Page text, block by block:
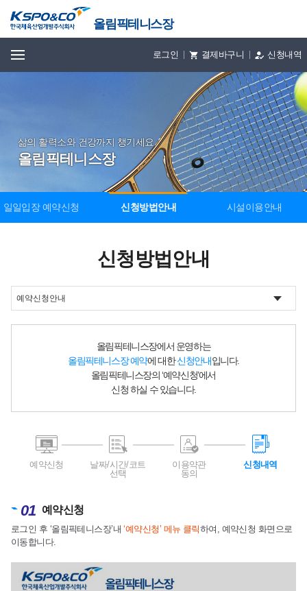
올림픽테니스장
로그인 결제바구니 신청내역
삶의 활력소와 건강까지 챙기세요
올림픽테니스장
일일입장 예약신청 신청방법안내 시설이용안내
신청방법안내
올림픽테니스장에서 운영하는
올림픽테니스장 예약에 대한신청안내입니다.
올림픽테니스장의 ‘예약신청’에서
신청 하실 수 있습니다.
예약신청
날짜/시간/코트
선택
이용약관
동의
신청내역
01 예약신청
로그인 후 ‘올림픽테니스장’내‘예약신청’ 메뉴 클릭하여, 예약신청 화면으로
이동합니다.